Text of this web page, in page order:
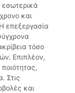
εσωτερικά
και
επεξεργασία
τόσο
Επιπλέον,
Στις
και